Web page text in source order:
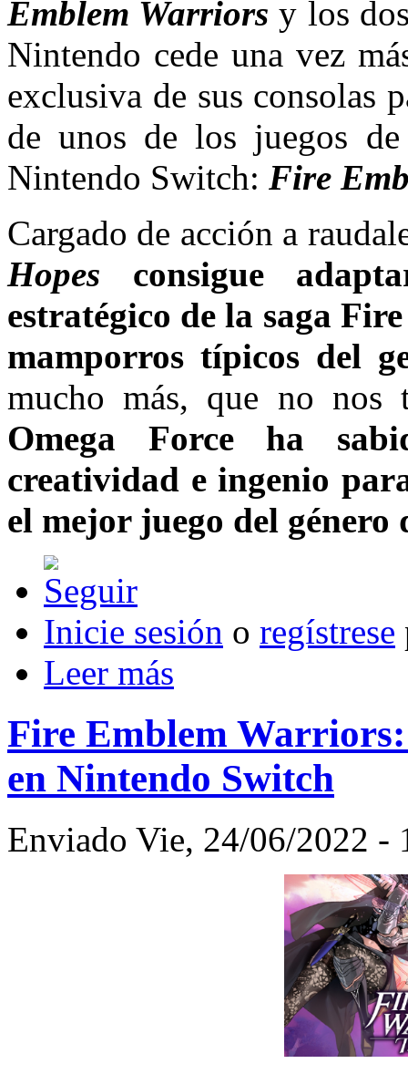
Emblem Warriors y los
Nintendo cede una vez
exclusiva de sus consolas
de unos de los juegos
Nintendo Switch: Fire
Cargado de acción a
Hopes
consigue
estratégico de la saga
mamporros típicos del
mucho más, que no nos
Omega Force ha
creatividad e ingenio
el mejor juego del género
Inicie sesión o regístrese
Leer más
Fire Emblem
en Nintendo Switch
Enviado Vie, 24/06/2022 -